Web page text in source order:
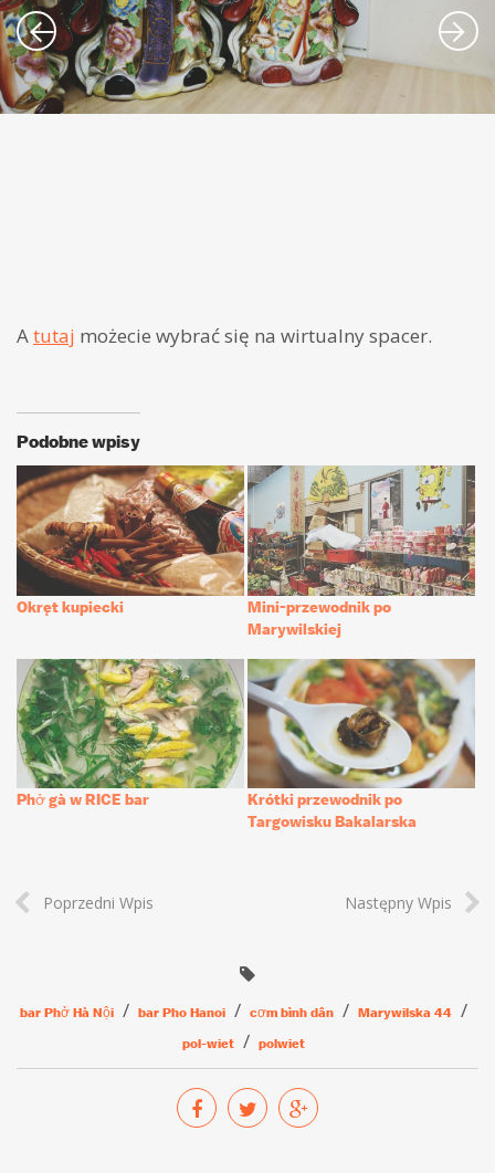
Atutaj możecie wybrać się na wirtualny spacer.
Podobne wpisy
Okręt kupiecki
Mini-przewodnik po
Marywilskiej
Phở gà w RICE bar
Krótki przewodnik po
Targowisku Bakalarska
Poprzedni Wpis Następny Wpis
bar Phở Hà Nội bar Pho Hanoi cơm bình dân
Marywilska 44
pol-wiet
polwiet